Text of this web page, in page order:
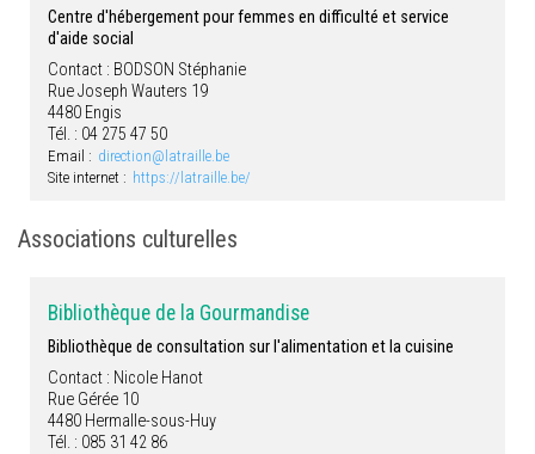
Centre d'hébergement pour femmes en difficulté et service
d'aide social
Contact : BODSON Stéphanie
Rue Joseph Wauters 19
4480 Engis
Tél. : 04 275 47 50
Email : direction@latraille.be
Site internet : https://latraille.be/
Associations culturelles
Bibliothèque de la Gourmandise
Bibliothèque de consultation sur l'alimentation et la cuisine
Contact : Nicole Hanot
Rue Gérée 10
4480 Hermalle-sous-Huy
Tél. : 085 31 42 86